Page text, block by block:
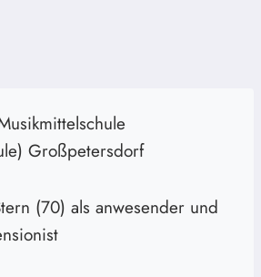
Großpetersdorf
(70) als anwesender und